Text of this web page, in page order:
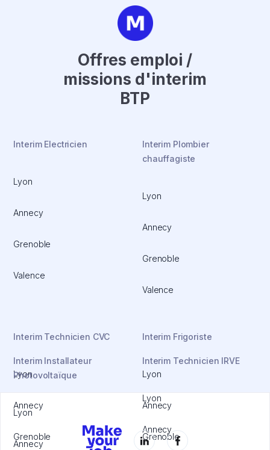
Offres emploi /
missions d'interim
BTP
Interim Electricien
Lyon
Annecy
Grenoble
Valence
Interim Plombier
chauffagiste
Lyon
Annecy
Grenoble
Valence
Interim Technicien CVC
Lyon
Annecy
Grenoble
Interim Frigoriste
Lyon
Annecy
Grenoble
Interim Installateur
Photovoltaïque
Lyon
Annecy
Interim Technicien IRVE
Lyon
Annecy